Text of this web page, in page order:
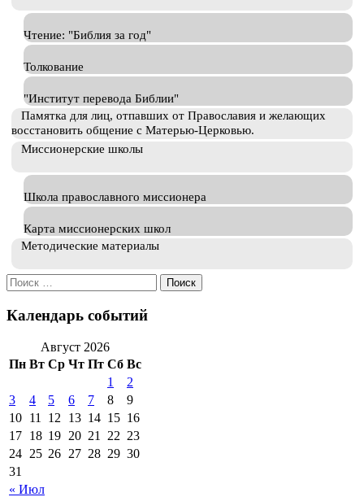
Чтение: "Библия за год"
Толкование
"Институт перевода Библии"
Памятка для лиц, отпавших от Православия и желающих
восстановить общение с Матерью-Церковью.
Миссионерские школы
Школа православного миссионера
Карта миссионерских школ
Методические материалы
Искать:
Календарь событий
Август 2026
Пн Вт Ср Чт Пт Сб Вс
« Июл
1
2
3
4 5 6 7 8
9
10 11 12 13 14 15 16
17 18 19 20 21 22 23
24 25 26 27 28 29 30
31